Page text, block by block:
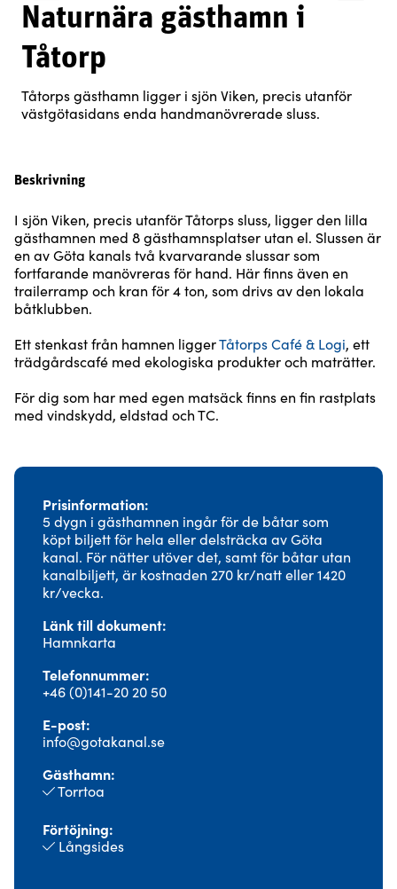
Naturnära gästhamn i
Tåtorp
Tåtorps gästhamn ligger i sjön Viken, precis utanför
västgötasidans enda handmanövrerade sluss.
Beskrivning
I sjön Viken, precis utanför Tåtorps sluss, ligger den lilla
gästhamnen med 8 gästhamnsplatser utan el. Slussen är
en av Göta kanals två kvarvarande slussar som
fortfarande manövreras för hand. Här finns även en
trailerramp och kran för 4 ton, som drivs av den lokala
båtklubben.
Ett stenkast från hamnen liggerTåtorps Café & Logi, ett
trädgårdscafé med ekologiska produkter och maträtter.
För dig som har med egen matsäck finns en fin rastplats
med vindskydd, eldstad och TC.
Prisinformation
5 dygn i gästhamnen ingår för de båtar som
köpt biljett för hela eller delsträcka av Göta
kanal. För nätter utöver det, samt för båtar utan
kanalbiljett, är kostnaden 270 kr/natt eller 1420
kr/vecka.
Länk till dokument
Hamnkarta
Telefonnummer
+46 (0)141-20 20 50
E-post
info@gotakanal.se
Gästhamn
Torrtoa
Förtöjning
Långsides